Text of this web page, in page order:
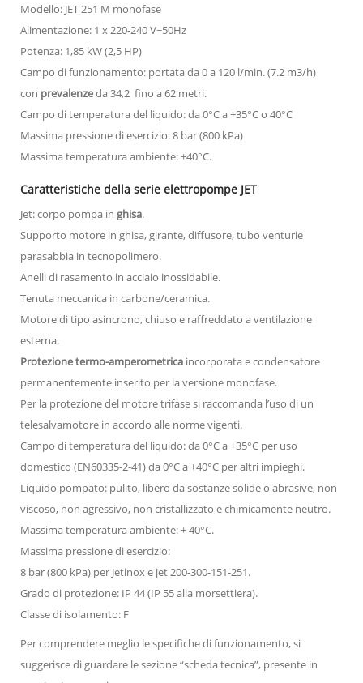
Modello: JET 251 M monofase
Alimentazione: 1 x 220-240 V~50Hz
Potenza: 1,85 kW (2,5 HP)
Campo di funzionamento: portata da 0 a 120 l/min. (7.2 m3/h)
con prevalenzeda 34,2 fino a 62 metri.
Campo di temperatura del liquido: da 0°C a +35°C o 40°C
Massima pressione di esercizio: 8 bar (800 kPa)
Massima temperatura ambiente: +40°C.
Caratteristiche della serie elettropompe JET
Jet: corpo pompa in ghisa.
Supporto motore in ghisa, girante, diffusore, tubo venturie
parasabbia in tecnopolimero.
Anelli di rasamento in acciaio inossidabile.
Tenuta meccanica in carbone/ceramica.
Motore di tipo asincrono, chiuso e raffreddato a ventilazione
esterna.
Protezione termo-amperometrica incorporata e condensatore
permanentemente inserito per la versione monofase.
Per la protezione del motore trifase si raccomanda l’uso di un
telesalvamotore in accordo alle norme vigenti.
Campo di temperatura del liquido: da 0°C a +35°C per uso
domestico (EN60335-2-41) da 0°C a +40°C per altri impieghi.
Liquido pompato: pulito, libero da sostanze solide o abrasive, non
viscoso, non agressivo, non cristallizzato e chimicamente neutro.
Massima temperatura ambiente: + 40°C.
Massima pressione di esercizio:
8 bar (800 kPa) per Jetinox e jet 200-300-151-251.
Grado di protezione: IP 44 (IP 55 alla morsettiera).
Classe di isolamento: F
Per comprendere meglio le specifiche di funzionamento, si
suggerisce di guardare le sezione “scheda tecnica”, presente in